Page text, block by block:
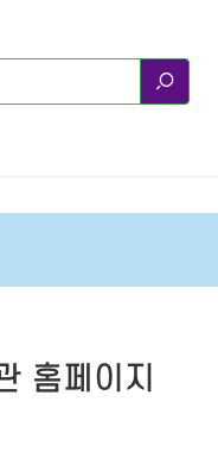
홈페이지